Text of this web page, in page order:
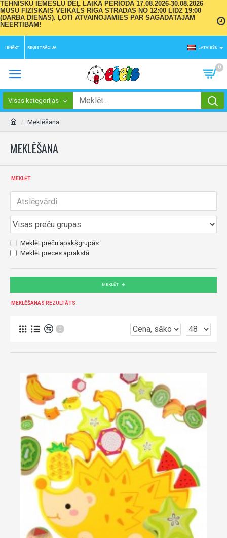
TEHNISKU IEMESLU DĒĻ LAIKA PERIODĀ 17.08.2026-30.08.2026
MŪSU FIZISKAIS VEIKALS RĪGĀ STRĀDĀS NO 12:00 LĪDZ 19:00
(DARBA DIENĀS). ĻOTI ATVAINOJAMIES PAR SAGĀDĀTAJĀM
NEĒRTĪBĀM!
IENĀKT REĢISTRĀCIJA LATVIEŠU
0
Visas kategorijas
Meklēšana
MEKLĒŠANA
MEKLĒT
Meklēt preču apakšgrupās
Meklēt preces aprakstā
MEKLĒT
MEKLĒŠANAS REZULTĀTS
0